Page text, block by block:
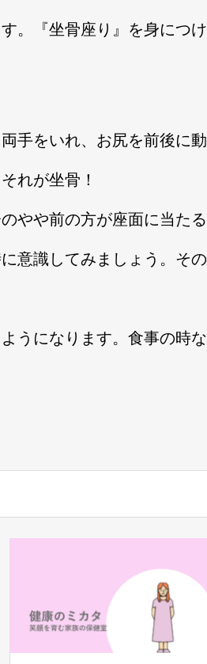
。『坐骨座り』を身につけ
手をいれ、お尻を前後に動
れが坐骨！
やや前の方が座面に当たる
意識してみましょう。その
うになります。食事の時な